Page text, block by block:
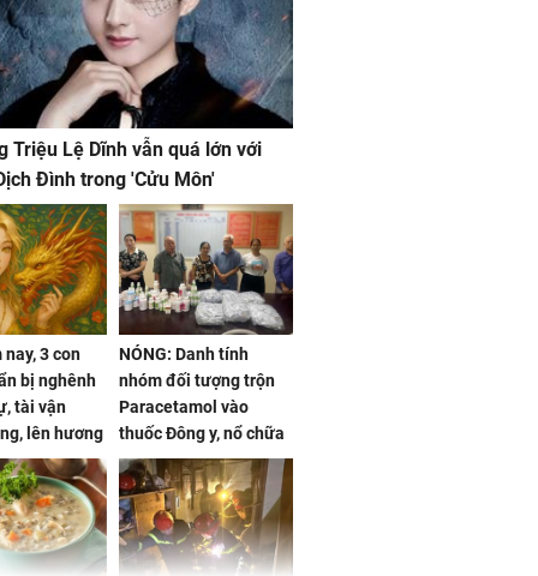
Triệu Lệ Dĩnh vẫn quá lớn với
Đình trong 'Cửu Môn'
nay, 3 con
bị nghênh
tài vận
lên hương
hóa Phượng,
mắn về
NÓNG: Danh tính
nhóm đối tượng trộn
Paracetamol vào
thuốc Đông y, nổ chữa
bách bệnh